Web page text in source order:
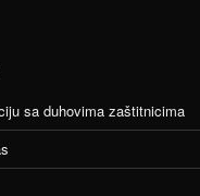
sa duhovima zaštitnicima